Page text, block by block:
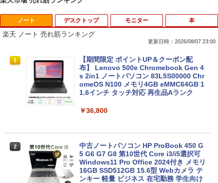
ノート
楽天 ノート 売れ筋ランキング
更新日時：2026/08/07 23:00
1
【期間限定 ポイントUP＆クーポン配
布】 Lenovo 500e Chromebook Gen 4
s 2in1 ノートパソコン 83L5S00000 Chr
omeOS N100 メモリ4GB eMMC64GB 1
1.6インチ タッチ対応 再生品Aランク
￥36,800
2
中古ノートパソコン HP ProBook 450 G
5 G6 G7 G8 第10世代 Core i3/i5選択可
Windows11 Pro Office 2024付き メモリ
16GB SSD512GB 15.6型 Webカメラ テ
ンキー 軽量 ビジネス 在宅勤務 学生向け
デスクトップ モニター 本